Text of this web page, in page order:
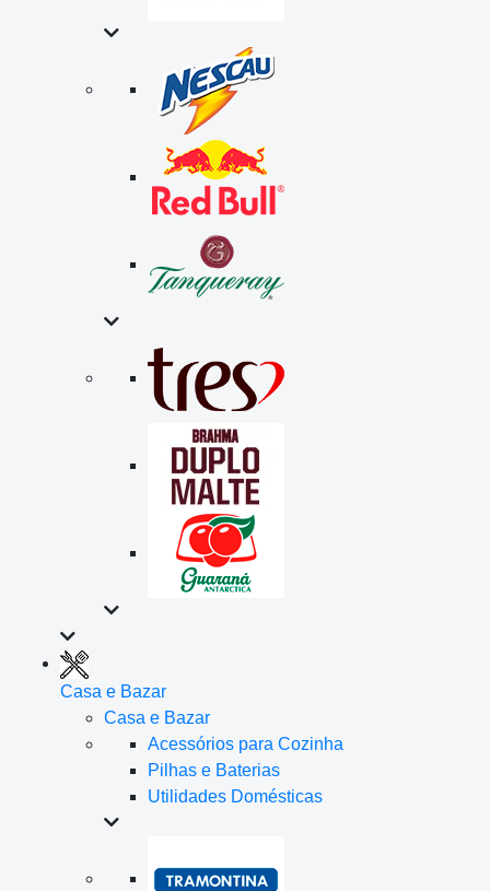
Casa e Bazar
Casa e Bazar
Acessórios para Cozinha
Pilhas e Baterias
Utilidades Domésticas